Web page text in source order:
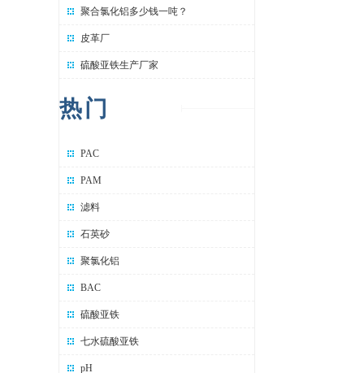
聚合氯化铝多少钱一吨？
皮革厂
硫酸亚铁生产厂家
热门
PAC
PAM
滤料
石英砂
聚氯化铝
BAC
硫酸亚铁
七水硫酸亚铁
pH